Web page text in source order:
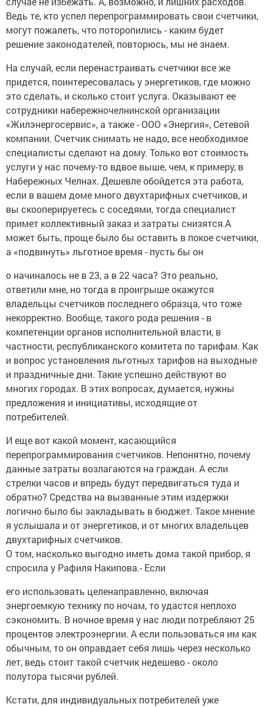
Ведь те, кто успел перепрограммировать свои счетчики,
могут пожалеть, что поторопились - каким будет
решение законодателей, повторюсь, мы не знаем.
На случай, если перенастраивать счетчики все же
придется, поинтересовалась у энергетиков, где можно
это сделать, и сколько стоит услуга. Оказывают ее
сотрудники набережночелнинской организации
«Жилэнергосервис», а также - ООО «Энергия», Сетевой
компании. Счетчик снимать не надо, все необходимое
специалисты сделают на дому. Только вот стоимость
услуги у нас почему-то вдвое выше, чем, к примеру, в
Набережных Челнах. Дешевле обойдется эта работа,
если в вашем доме много двухтарифных счетчиков, и
вы скооперируетесь с соседями, тогда специалист
примет коллективный заказ и затраты снизятся.А
может быть, проще было бы оставить в покое счетчики,
а «подвинуть» льготное время - пусть бы он
о начиналось не в 23, а в 22 часа? Это реально,
ответили мне, но тогда в проигрыше окажутся
владельцы счетчиков последнего образца, что тоже
некорректно. Вообще, такого рода решения - в
компетенции органов исполнительной власти, в
частности, республиканского комитета по тарифам. Как
и вопрос установления льготных тарифов на выходные
и праздничные дни. Такие успешно действуют во
многих городах. В этих вопросах, думается, нужны
предложения и инициативы, исходящие от
потребителей.
И еще вот какой момент, касающийся
перепрограммирования счетчиков. Непонятно, почему
данные затраты возлагаются на граждан. А если
стрелки часов и впредь будут передвигаться туда и
обратно? Средства на вызванные этим издержки
логично было бы закладывать в бюджет. Такое мнение
я услышала и от энергетиков, и от многих владельцев
двухтарифных счетчиков.
О том, насколько выгодно иметь дома такой прибор, я
спросила у Рафиля Накипова.- Если
его использовать целенаправленно, включая
энергоемкую технику по ночам, то удастся неплохо
сэкономить. В ночное время у нас люди потребляют 25
процентов электроэнергии. А если пользоваться им как
обычным, то он оправдает себя лишь через несколько
лет, ведь стоит такой счетчик недешево - около
полутора тысячи рублей.
Кстати, для индивидуальных потребителей уже